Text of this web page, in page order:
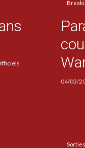
04/03/